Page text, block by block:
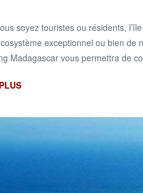
soyez touristes ou résidents,
exceptionnel ou bien
Madagascar vous permettra de